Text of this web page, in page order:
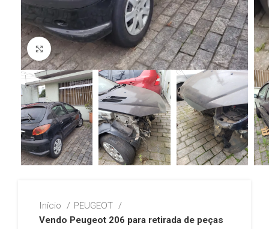
Click to enlarge
Início
PEUGEOT
Vendo Peugeot 206 para retirada de peças